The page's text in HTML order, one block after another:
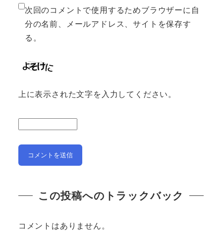
次回のコメントで使用するためブラウザーに自
分の名前、メールアドレス、サイトを保存す
る。
上に表示された文字を入力してください。
この投稿へのトラックバック
コメントはありません。